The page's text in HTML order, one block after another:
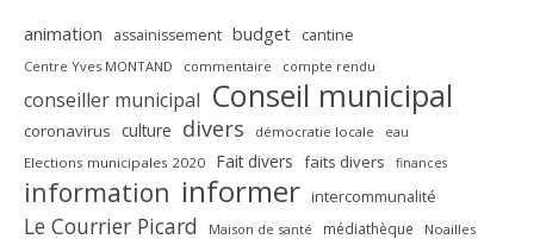
animation assainissement budget cantine
Centre Yves MONTAND commentaire compte rendu
conseiller municipal Conseil municipal
coronavirus culture divers démocratie locale eau
Elections municipales 2020 Fait divers faits divers finances
information informer intercommunalité
Le Courrier Picard Maison de santé médiathèque Noailles